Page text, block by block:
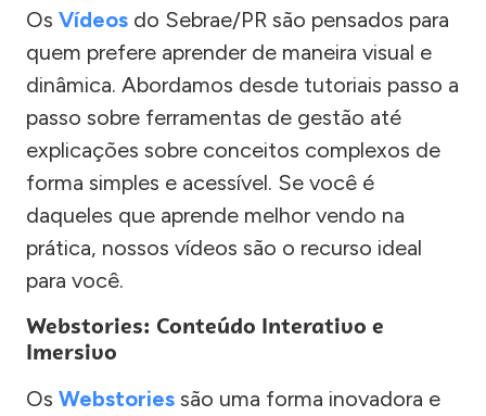
Os Vídeos do Sebrae/PR são pensados para
quem prefere aprender de maneira visual e
dinâmica. Abordamos desde tutoriais passo a
passo sobre ferramentas de gestão até
explicações sobre conceitos complexos de
forma simples e acessível. Se você é
daqueles que aprende melhor vendo na
prática, nossos vídeos são o recurso ideal
para você.
Webstories: Conteúdo Interativo e
Imersivo
Os Webstories são uma forma inovadora e